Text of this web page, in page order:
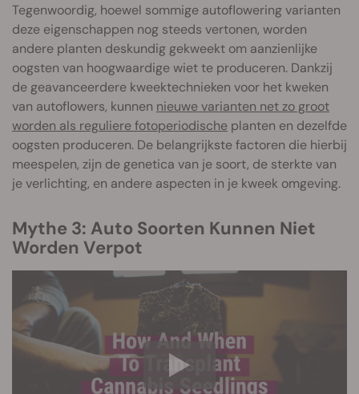
Tegenwoordig, hoewel sommige autoflowering varianten
deze eigenschappen nog steeds vertonen, worden
andere planten deskundig gekweekt om aanzienlijke
oogsten van hoogwaardige wiet te produceren. Dankzij
de geavanceerdere kweektechnieken voor het kweken
van autoflowers, kunnen nieuwe varianten net zo groot
worden als reguliere fotoperiodische planten en dezelfde
oogsten produceren. De belangrijkste factoren die hierbij
meespelen, zijn de genetica van je soort, de sterkte van
je verlichting, en andere aspecten in je kweek omgeving.
Mythe 3: Auto Soorten Kunnen Niet
Worden Verpot